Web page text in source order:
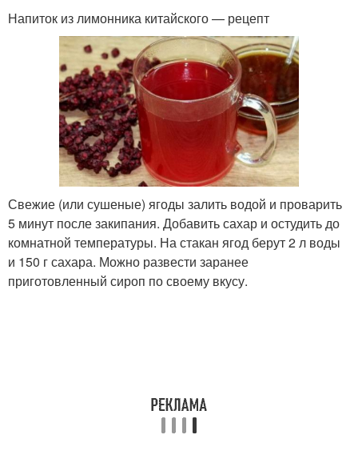
Напиток из лимонника китайского — рецепт
Свежие (или сушеные) ягоды залить водой и проварить
5 минут после закипания. Добавить сахар и остудить до
комнатной температуры. На стакан ягод берут 2 л воды
и 150 г сахара. Можно развести заранее
приготовленный сироп по своему вкусу.